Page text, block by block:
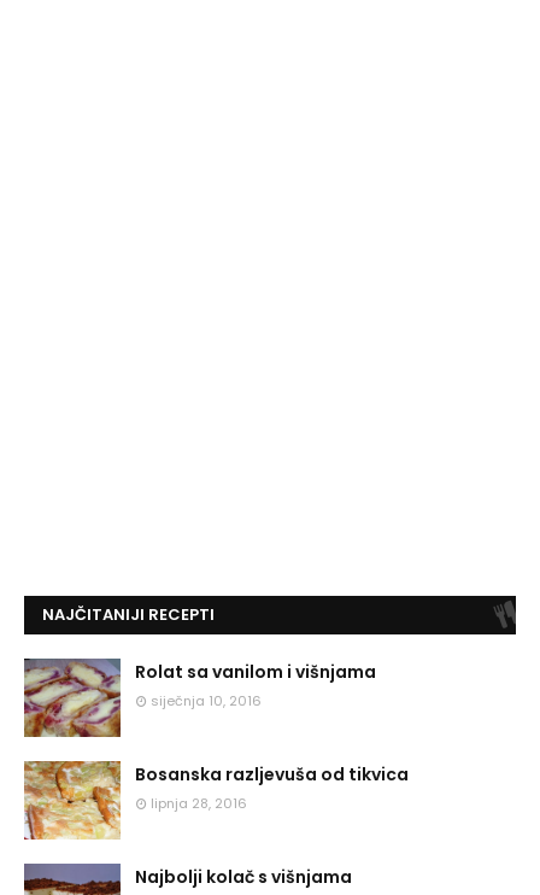
NAJČITANIJI RECEPTI
Rolat sa vanilom i višnjama
siječnja 10, 2016
Bosanska razljevuša od tikvica
lipnja 28, 2016
Najbolji kolač s višnjama